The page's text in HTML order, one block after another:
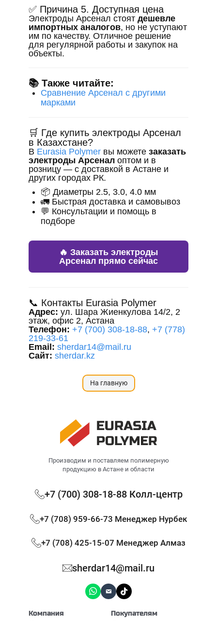
✅ Причина 5. Доступная цена
Электроды Арсенал стоят дешевле
импортных аналогов, но не уступают
им по качеству. Отличное решение
для регулярной работы и закупок на
объекты.
📚 Также читайте:
Сравнение Арсенал с другими
марками
🛒 Где купить электроды Арсенал
в Казахстане?
В Eurasia Polymer вы можете заказать
электроды Арсенал оптом и в
розницу — с доставкой в Астане и
других городах РК.
📦 Диаметры 2.5, 3.0, 4.0 мм
🚛 Быстрая доставка и самовывоз
💬 Консультации и помощь в
подборе
🔥 Заказать электроды
Арсенал прямо сейчас
📞 Контакты Eurasia Polymer
Адрес: ул. Шара Жиенкулова 14/2, 2
этаж, офис 2, Астана
Телефон: +7 (700) 308-18-88, +7 (778)
219-33-61
Email: sherdar14@mail.ru
Сайт: sherdar.kz
На главную
Производим и поставляем полимерную
продукцию в Астане и области
+7 (700) 308-18-88 Колл-центр
+7 (708) 959-66-73 Менеджер Нурбек
+7 (708) 425-15-07 Менеджер Алмаз
sherdar14@mail.ru
Компания
Покупателям